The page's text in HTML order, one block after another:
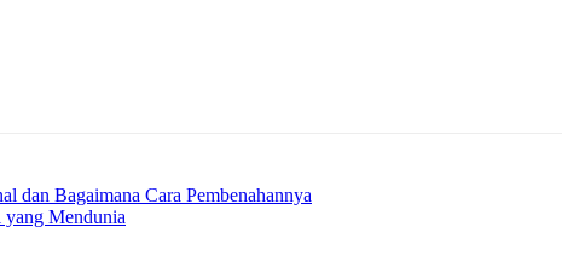
dan Bagaimana Cara Pembenahannya
Mendunia